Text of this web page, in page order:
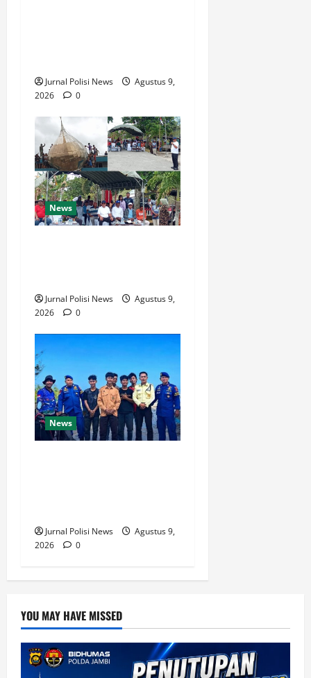
Jurnal Polisi News
Agustus 9,
2026
0
News
Jurnal Polisi News
Agustus 9,
2026
0
News
Jurnal Polisi News
Agustus 9,
2026
0
YOU MAY HAVE MISSED